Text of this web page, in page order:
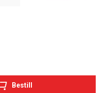
Bestill